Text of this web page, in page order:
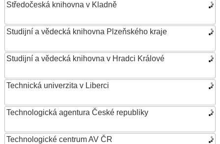
Středočeská knihovna v Kladně
Studijní a vědecká knihovna Plzeňského kraje
Studijní a vědecká knihovna v Hradci Králové
Technická univerzita v Liberci
Technologická agentura České republiky
Technologické centrum AV ČR